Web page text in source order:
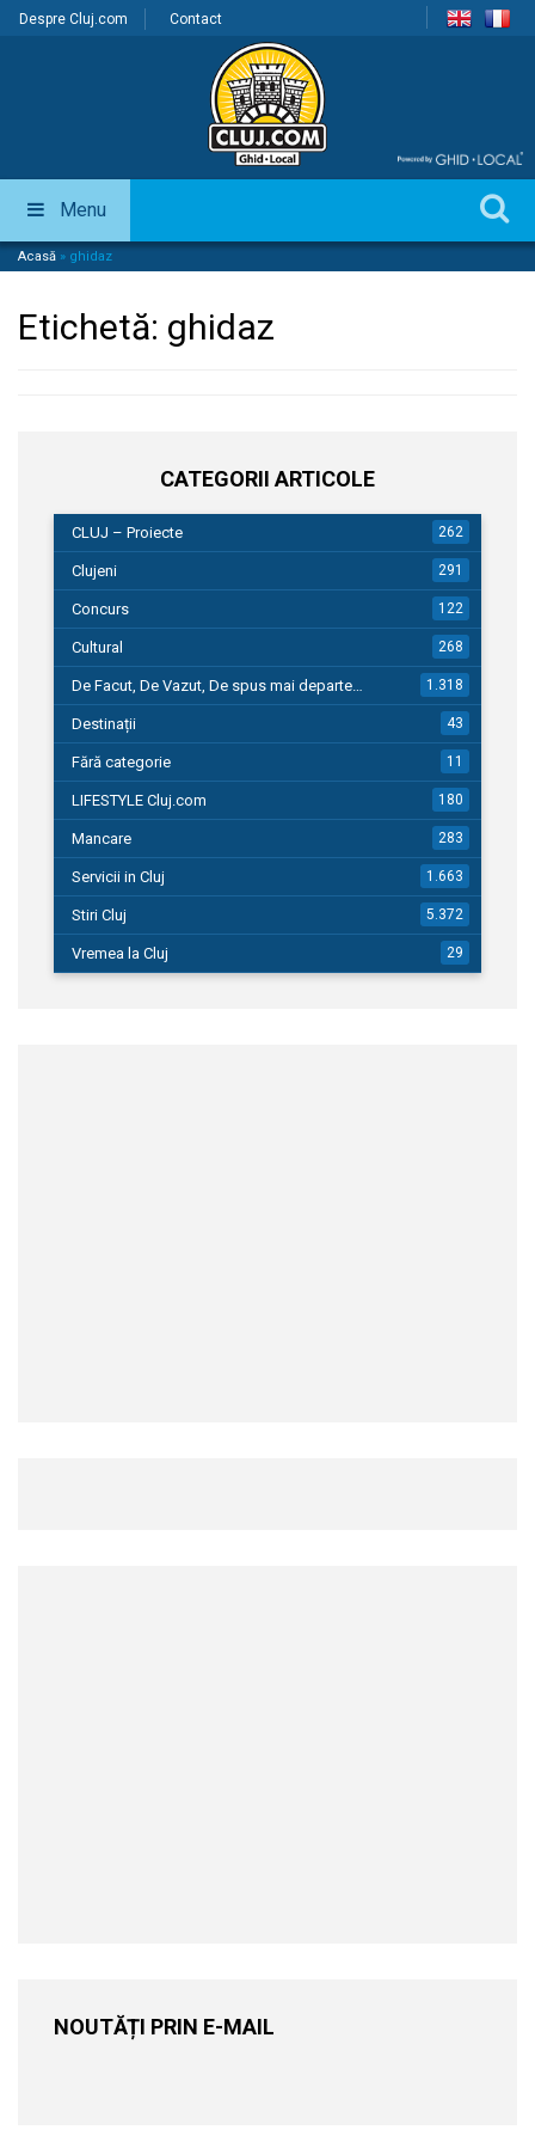
Despre Cluj.com Contact
Menu
Acasă » ghidaz
Etichetă: ghidaz
CATEGORII ARTICOLE
CLUJ – Proiecte 262
Clujeni 291
Concurs 122
Cultural 268
De Facut, De Vazut, De spus mai departe… 1.318
Destinații 43
Fără categorie 11
LIFESTYLE Cluj.com 180
Mancare 283
Servicii in Cluj 1.663
Stiri Cluj 5.372
Vremea la Cluj 29
NOUTĂȚI PRIN E-MAIL